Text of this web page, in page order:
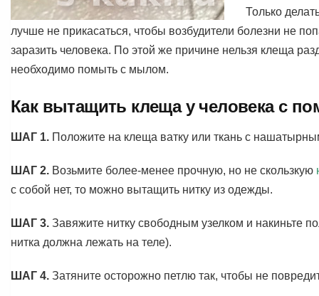
Только
лучше не прикасаться, чтобы возбудители болезни не
заразить человека. По этой же причине нельзя клеща
необходимо помыть с мылом.
Как вытащить клеща у человека с
ШАГ 1. Положите на клеща ватку или ткань с
ШАГ 2. Возьмите более-менее прочную, но не скользкую
с собой нет, то можно вытащить нитку из одежды.
ШАГ 3. Завяжите нитку свободным узелком и накиньте
нитка должна лежать на теле).
ШАГ 4. Затяните осторожно петлю так, чтобы не